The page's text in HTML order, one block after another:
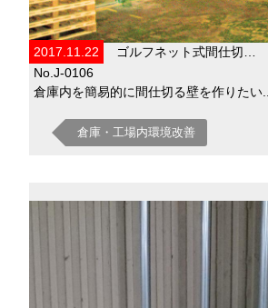
2017.11.22
ゴルフネット式間仕切…
No.J-0106
倉庫内を簡易的に間仕切る壁を作りたい...
倉庫・工場内環境改善